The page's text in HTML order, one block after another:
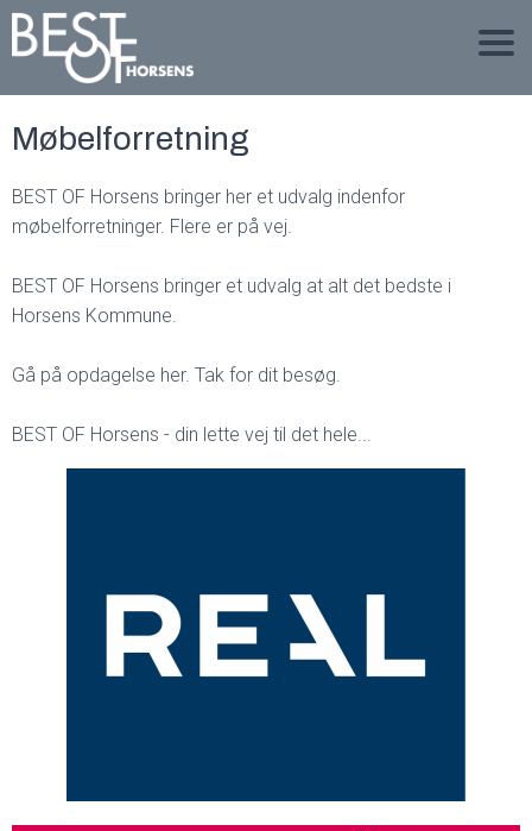
Møbelforretning
BEST OF Horsens bringer her et udvalg indenfor
møbelforretninger. Flere er på vej.
BEST OF Horsens bringer et udvalg at alt det bedste i
Horsens Kommune.
Gå på opdagelse her. Tak for dit besøg.
BEST OF Horsens - din lette vej til det hele...